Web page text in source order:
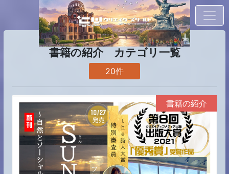
書籍の紹介 カテゴリ一覧
20件
書籍の紹介